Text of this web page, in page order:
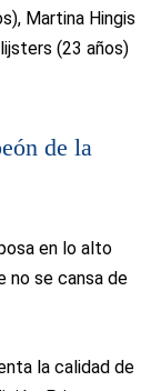
Martina Hingis
(23 años)
de la
en lo alto
no se cansa de
la calidad de